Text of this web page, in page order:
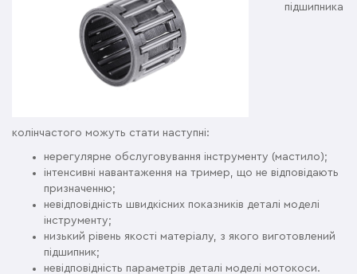
підшипника
колінчастого можуть стати наступні:
нерегулярне обслуговування інструменту (мастило);
інтенсивні навантаження на тример, що не відповідають
призначенню;
невідповідність швидкісних показників деталі моделі
інструменту;
низький рівень якості матеріалу, з якого виготовлений
підшипник;
невідповідність параметрів деталі моделі мотокоси.